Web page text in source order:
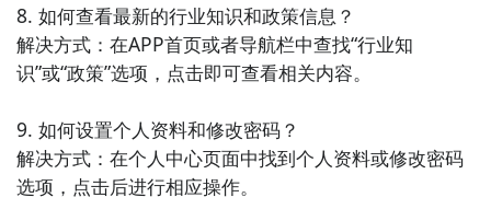
成果。
10. 《可再生能源新闻报道》 - 这个APP为用户提供关
业的新闻和市场研究。用户可以通过这个APP获取到全
面的光伏行业信息和市场洞察力。
8. 如何查看最新的行业知识和政策信息？
解决方式：在APP首页或者导航栏中查找“行业知
识”或“政策”选项，点击即可查看相关内容。
9. 如何设置个人资料和修改密码？
解决方式：在个人中心页面中找到个人资料或修改密码
选项，点击后进行相应操作。